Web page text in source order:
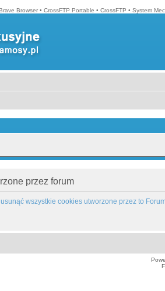
Browser • CrossFTP Portable • CrossFTP • System
przez forum
wszystkie cookies utworzone przez to